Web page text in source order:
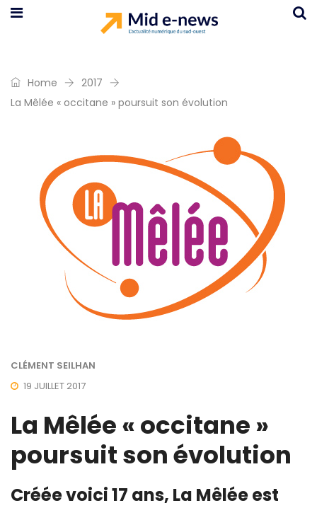
Home
2017
La Mêlée « occitane » poursuit son évolution
CLÉMENT SEILHAN
19 JUILLET 2017
La Mêlée « occitane »
poursuit son évolution
Créée voici 17 ans, La Mêlée est